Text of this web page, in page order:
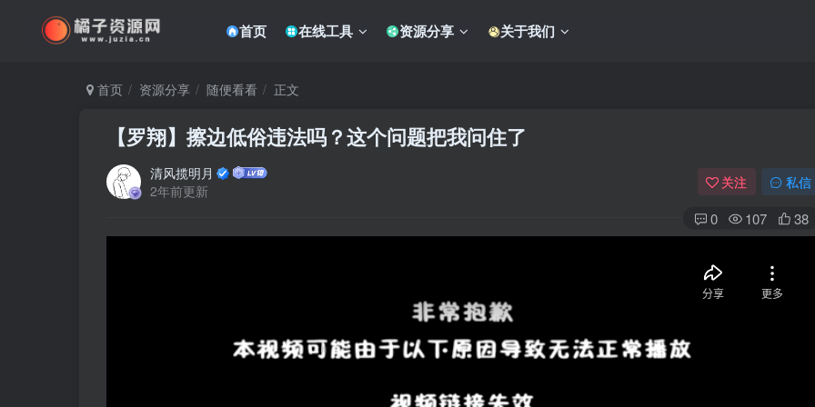
首页 在线工具 资源分享 关于我们
首页 资源分享 随便看看 正文
【罗翔】擦边低俗违法吗？这个问题把我问住了
清风揽明月
2年前更新
关注 私信
0 107 38